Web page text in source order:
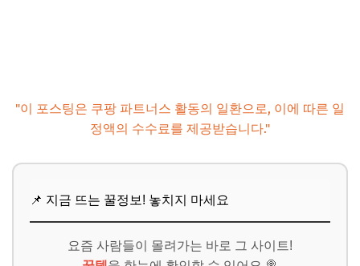
"이 포스팅은 쿠팡 파트너스 활동의 일환으로, 이에 따른 일
정액의 수수료를 제공받습니다."
📌 지금 뜨는 꿀정보! 놓치지 마세요
요즘 사람들이 몰려가는 바로 그 사이트!